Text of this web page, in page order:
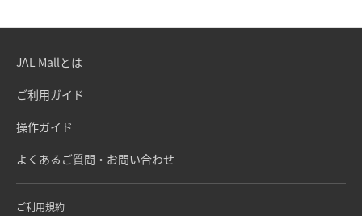
JAL Mallとは
ご利用ガイド
操作ガイド
よくあるご質問・お問い合わせ
ご利用規約